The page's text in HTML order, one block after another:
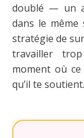
doublé — un
dans le même
stratégie de
travailler
moment où
qu’il te soutient.